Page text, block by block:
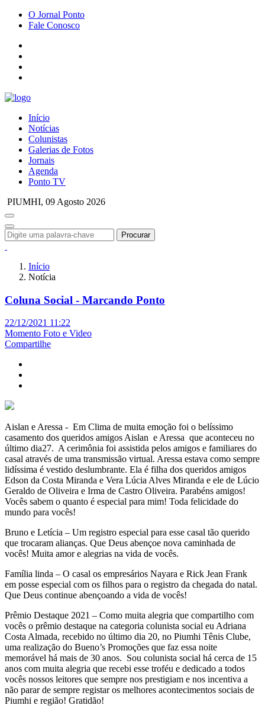
O Jornal Ponto
Fale Conosco
Início
Notícias
Colunistas
Galerias de Fotos
Jornais
Agenda
Ponto TV
PIUMHI, 09 Agosto 2026
Procurar
Início
Notícia
Coluna Social - Marcando Ponto
22/12/2021 11:22
Momento Foto e Video
Compartilhe
Aislan e Aressa - Em Clima de muita emoção foi o belíssimo
casamento dos queridos amigos Aislan e Aressa que aconteceu no
último dia27. A cerimônia foi assistida pelos amigos e familiares do
casal através de uma transmissão virtual. Aressa estava como sempre
lidíssima é vestido deslumbrante. Ela é filha dos queridos amigos
Edson da Costa Miranda e Vera Lúcia Alves Miranda e ele de Lúcio
Geraldo de Oliveira e Irma de Castro Oliveira. Parabéns amigos!
Vocês sabem o quanto é especial para mim! Toda felicidade do
mundo para vocês!
Bruno e Letícia – Um registro especial para esse casal tão querido
que trocaram alianças. Que Deus abençoe nova caminhada de
vocês! Muita amor e alegrias na vida de vocês.
Família linda – O casal os empresários Nayara e Rick Jean Frank
em posse especial com os filhos para o registro da chegada do natal.
Que Deus continue abençoando a vida de vocês!
Prêmio Destaque 2021 – Como muita alegria que compartilho com
vocês o prêmio destaque na categoria colunista social eu Adriana
Costa Almada, recebido no último dia 20, no Piumhi Tênis Clube,
uma realização do Bueno’s Promoções que faz essa noite
memorável há mais de 30 anos. Sou colunista social há cerca de 15
anos com muita alegria que recebi esse troféu e dedicado a todos
vocês nossos leitores que sempre nos prestigiam e nos incentiva a
não parar de sempre registar os melhores acontecimentos sociais de
Piumhi e região! Gratidão!